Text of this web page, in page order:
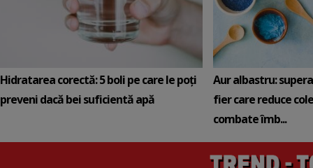
Hidratarea corectă: 5 boli pe care le poți
preveni dacă bei suficientă apă
Aur albastru:
fier care reduce
combate îmb...